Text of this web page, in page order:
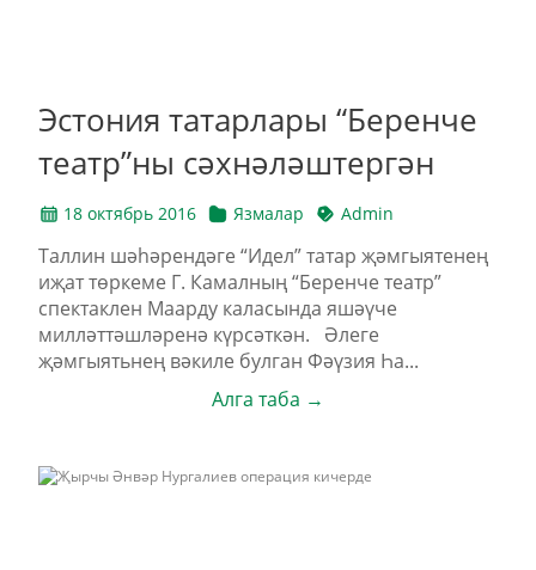
Эстония татарлары “Беренче
театр”ны сәхнәләштергән
18 октябрь 2016 Язмалар Admin
Таллин шәhәрендәге “Идел” татар җәмгыятенең
иҗат төркеме Г. Камалның “Беренче театр”
спектаклен Маарду каласында яшәүче
милләттәшләренә күрсәткән. Әлеге
җәмгыятьнең вәкиле булган Фәүзия Һа...
Алга таба →